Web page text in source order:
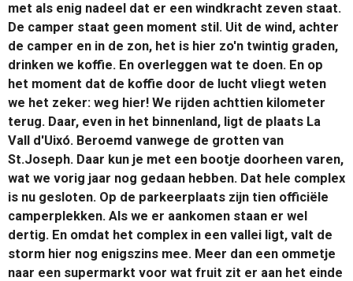
met als enig nadeel dat er een windkracht zeven staat.
De camper staat geen moment stil. Uit de wind, achter
de camper en in de zon, het is hier zo'n twintig graden,
drinken we koffie. En overleggen wat te doen. En op
het moment dat de koffie door de lucht vliegt weten
we het zeker: weg hier! We rijden achttien kilometer
terug. Daar, even in het binnenland, ligt de plaats La
Vall d'Uixó. Beroemd vanwege de grotten van
St.Joseph. Daar kun je met een bootje doorheen varen,
wat we vorig jaar nog gedaan hebben. Dat hele complex
is nu gesloten. Op de parkeerplaats zijn tien officiële
camperplekken. Als we er aankomen staan er wel
dertig. En omdat het complex in een vallei ligt, valt de
storm hier nog enigszins mee. Meer dan een ommetje
naar een supermarkt voor wat fruit zit er aan het einde